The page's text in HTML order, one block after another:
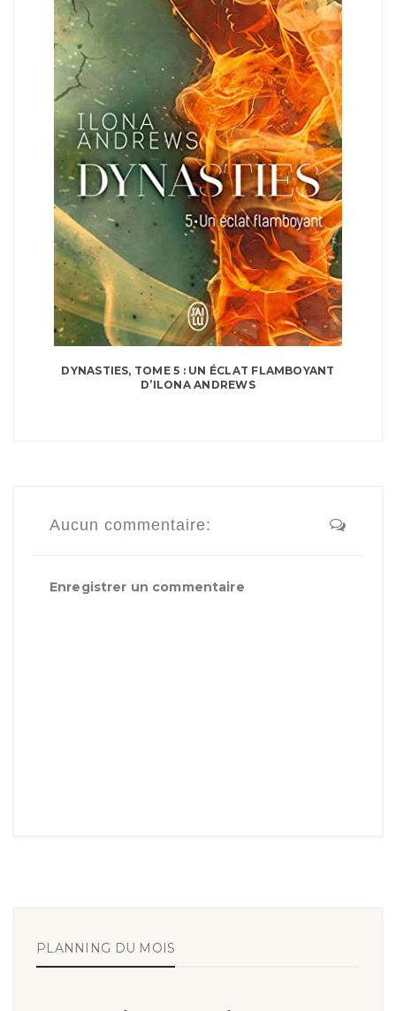
DYNASTIES, TOME 5 : UN ÉCLAT FLAMBOYANT
D’ILONA ANDREWS
Aucun commentaire:
Enregistrer un commentaire
PLANNING DU MOIS